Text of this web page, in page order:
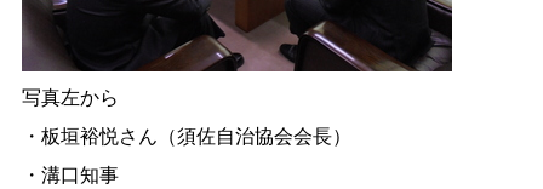
写真左から
・板垣裕悦さん（須佐自治協会会長）
・溝口知事